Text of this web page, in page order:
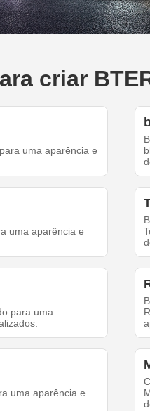
criar
uma aparência e
uma aparência e
para uma
uma aparência e